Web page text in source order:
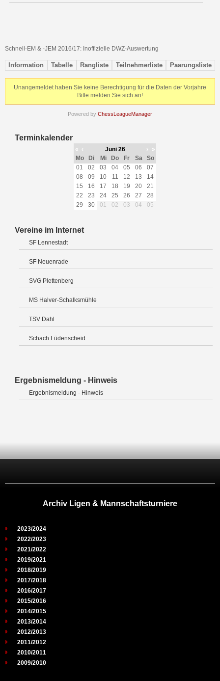
Schnell-EM & -JEM 2016/17: Inoffizielle DWZ-Auswertung
Information Tabelle Rangliste Teilnehmerliste Paarungsliste
Unangemeldet haben Sie keine Berechtigung für die Daten der Vorjahre
Bitte melden Sie sich an!
Powered by ChessLeagueManager
Terminkalender
« ‹ Juni 26 ›
»
Mo
Di Mi Do Fr Sa
So
01
02 03 04 05 06
07
08
09 10 11 12 13
14
15
16 17 18 19 20
21
22
23 24 25 26 27
28
29
30 01 02 03 04 05
Vereine im Internet
SF Lennestadt
SF Neuenrade
SVG Plettenberg
MS Halver-Schalksmühle
TSV Dahl
Schach Lüdenscheid
Ergebnismeldung - Hinweis
Ergebnismeldung - Hinweis
Archiv Ligen & Mannschaftsturniere
2023/2024
2022/2023
2021/2022
2019/2021
2018/2019
2017/2018
2016/2017
2015/2016
2014/2015
2013/2014
2012/2013
2011/2012
2010/2011
2009/2010